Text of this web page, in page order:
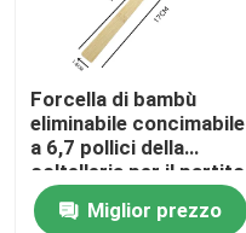
Forcella di bambù
eliminabile concimabile
a 6,7 pollici della
coltelleria per il partito
del BARBECUE di
ResturantMiglior prezzo